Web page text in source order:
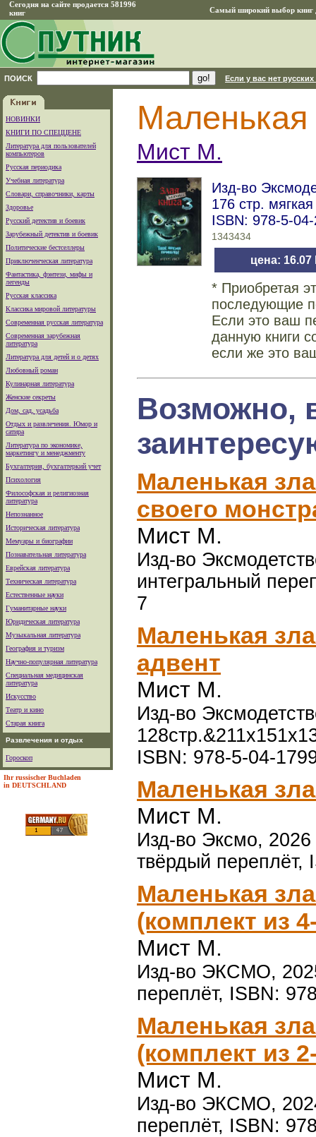
Сегодня на сайте продается 581996
книг
Самый широкий выбор книг
ПОИСК Если у вас нет
НОВИНКИ
КНИГИ ПО СПЕЦЦЕНЕ
Литература для пользователей
компьютеров
Русская периодика
Учебная литература
Словари, справочники, карты
Здоровье
Русский детектив и боевик
Зарубежный детектив и боевик
Политические бестселлеры
Приключенческая литература
Фантастика, фэнтези, мифы и
легенды
Русская классика
Классика мировой литературы
Современная русская литература
Современная зарубежная
литература
Литература для детей и о детях
Любовный роман
Кулинарная литература
Женские секреты
Дом, сад, усадьба
Отдых и развлечения. Юмор и
сатира
Литература по экономике,
маркетингу и менеджменту
Бухгалтерия, бухгалтеркий учет
Психология
Философская и религиозная
литература
Непознанное
Историческая литература
Мемуары и биографии
Познавательная литература
Еврейская литература
Техническая литература
Естественные науки
Гуманитарные науки
Юридическая литература
Музыкальная литература
География и туризм
Научно-популярная литература
Специальная медицинская
литература
Искусство
Театр и кино
Старая книга
Развлечения и отдых
Гороскоп
Ihr russischer Buchladen
in DEUTSCHLAND
Маленькая
Мист М.
Изд-во
176 стр.
ISBN: 978-5-
1343434
цена: 16.07
* Приобретая
последующие
Если это ваш
данную книги
если же это
Возможно,
Маленькая
своего
Мист М.
Изд-во
интегральный
7
Маленькая
адвент
Мист М.
Изд-во
ISBN: 978-5-04-
Маленькая
Мист М.
Изд-во Эксмо, 2026
твёрдый переплёт,
Маленькая
(комплект из
Мист М.
Изд-во ЭКСМО,
переплёт, ISBN:
Маленькая
(комплект из
Мист М.
Изд-во ЭКСМО,
переплёт, ISBN: